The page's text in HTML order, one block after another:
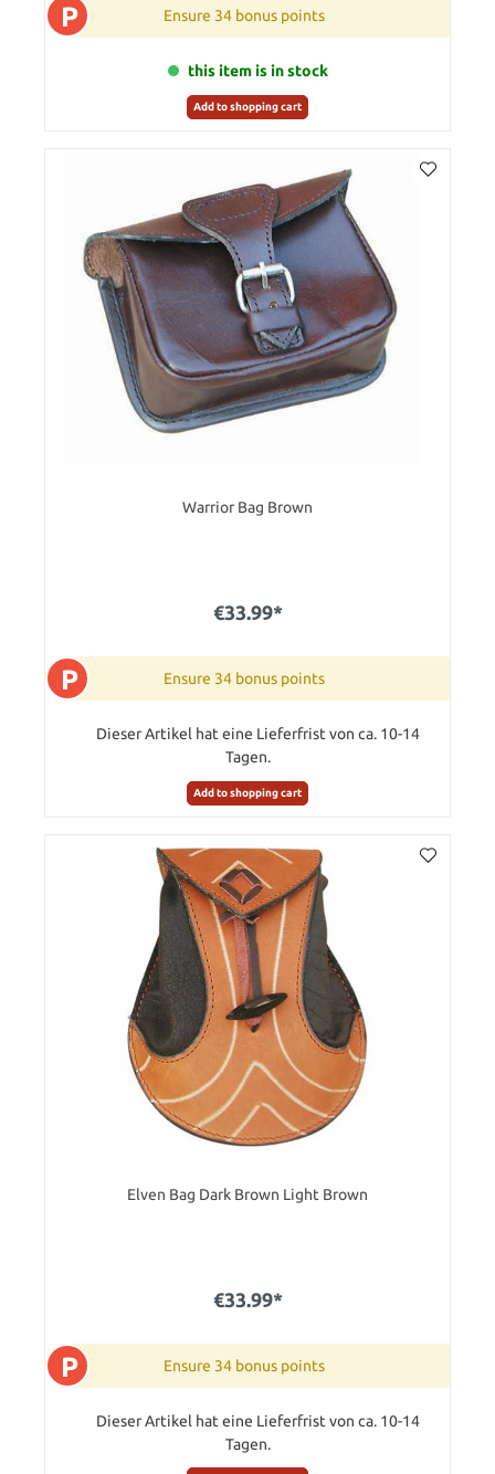
P Ensure 34 bonus points
this item is in stock
Add to shopping cart
Warrior Bag Brown
€33.99*
P Ensure 34 bonus points
Dieser Artikel hat eine Lieferfrist von ca. 10-14
Tagen.
Add to shopping cart
Elven Bag Dark Brown Light Brown
€33.99*
P Ensure 34 bonus points
Dieser Artikel hat eine Lieferfrist von ca. 10-14
Tagen.